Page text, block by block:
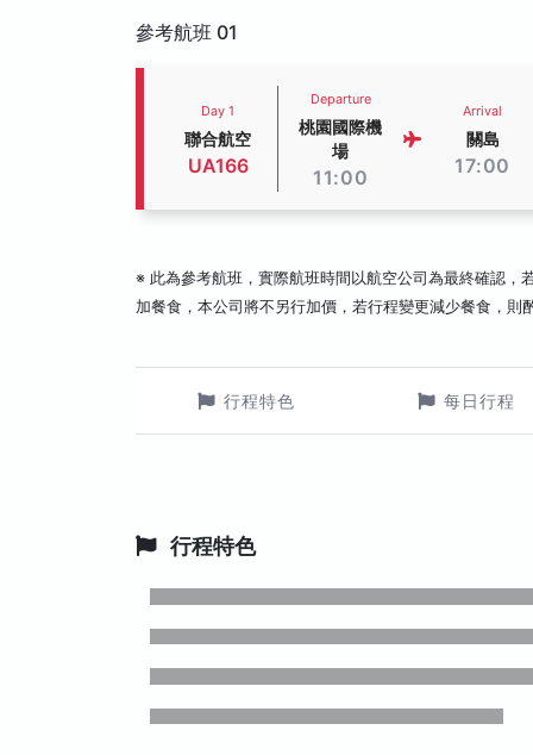
參考航班 01
Day 1
聯合航空
UA166
Departure
桃園國際機
場
11:00
Arrival
關島
17:00
※ 此為參考航班，實際航班時間以航空公司為最終確認，
加餐食，本公司將不另行加價，若行程變更減少餐食，則
行程特色 每日行程
行程特色